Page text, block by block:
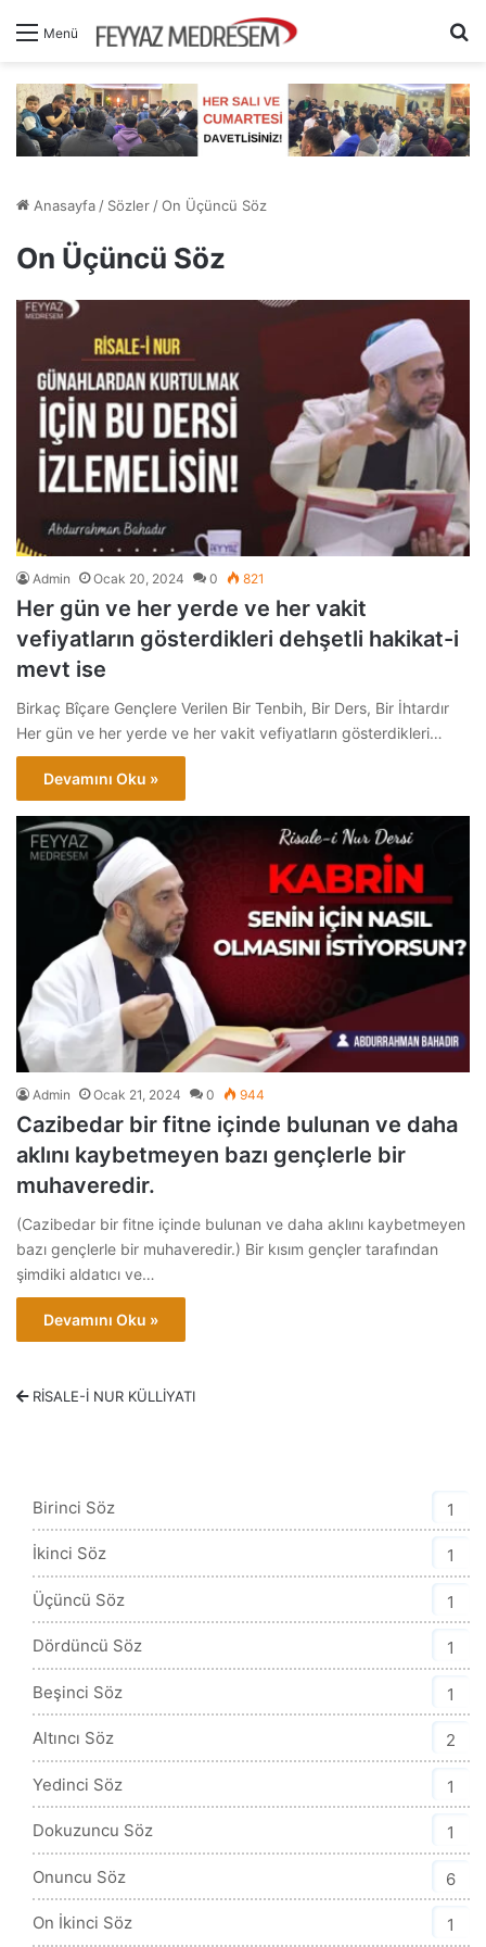
Menü
Anasayfa / Sözler /On Üçüncü Söz
On Üçüncü Söz
Admin Ocak 20, 2024 0 821
Her gün ve her yerde ve her vakit
vefiyatların gösterdikleri dehşetli hakikat-i
mevt ise
Birkaç Bîçare Gençlere Verilen Bir Tenbih, Bir Ders, Bir İhtardır
Her gün ve her yerde ve her vakit vefiyatların gösterdikleri…
Devamını Oku »
Admin Ocak 21, 2024 0 944
Cazibedar bir fitne içinde bulunan ve daha
aklını kaybetmeyen bazı gençlerle bir
muhaveredir.
(Cazibedar bir fitne içinde bulunan ve daha aklını kaybetmeyen
bazı gençlerle bir muhaveredir.) Bir kısım gençler tarafından
şimdiki aldatıcı ve…
Devamını Oku »
RİSALE-İ NUR KÜLLİYATI
Birinci Söz 1
İkinci Söz 1
Üçüncü Söz 1
Dördüncü Söz 1
Beşinci Söz 1
Altıncı Söz 2
Yedinci Söz 1
Dokuzuncu Söz 1
Onuncu Söz 6
On İkinci Söz 1